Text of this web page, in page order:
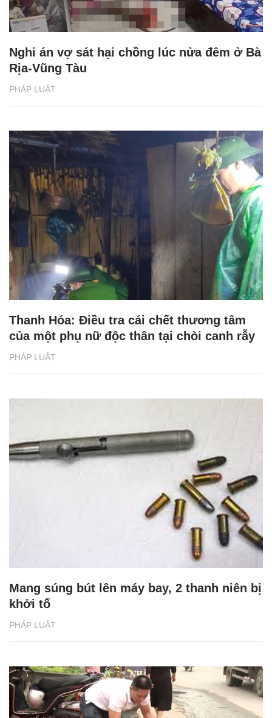
PHÁP LUẬT
Nghi án vợ sát hại chồng lúc nửa đêm ở Bà
Rịa-Vũng Tàu
PHÁP LUẬT
Thanh Hóa: Điều tra cái chết thương tâm
của một phụ nữ độc thân tại chòi canh rẫy
PHÁP LUẬT
Mang súng bút lên máy bay, 2 thanh niên bị
khởi tố